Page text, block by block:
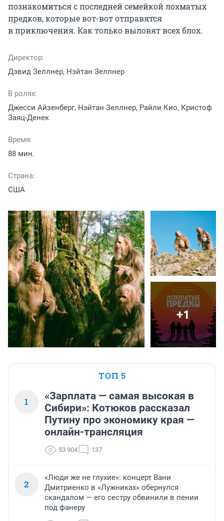
познакомиться с последней семейкой лохматых
предков, которые вот-вот отправятся
в приключения. Как только выловят всех блох.
Директор:
Дэвид Зеллнер, Нэйтан Зеллнер
В ролях:
Джесси Айзенберг, Нэйтан Зеллнер, Райли Кио, Кристоф
Заяц-Денек
Время:
88 мин.
Страна:
США
+1
ТОП 5
1
«Зарплата — самая высокая в
Сибири»: Котюков рассказал
Путину про экономику края —
онлайн-трансляция
53 904 137
2
«Люди же не глухие»: концерт Вани
Дмитриенко в «Лужниках» обернулся
скандалом — его сестру обвинили в пении
под фанеру